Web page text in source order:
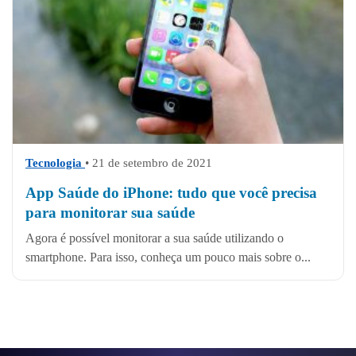
Tecnologia • 21 de setembro de 2021
App Saúde do iPhone: tudo que você precisa
para monitorar sua saúde
Agora é possível monitorar a sua saúde utilizando o
smartphone. Para isso, conheça um pouco mais sobre o...